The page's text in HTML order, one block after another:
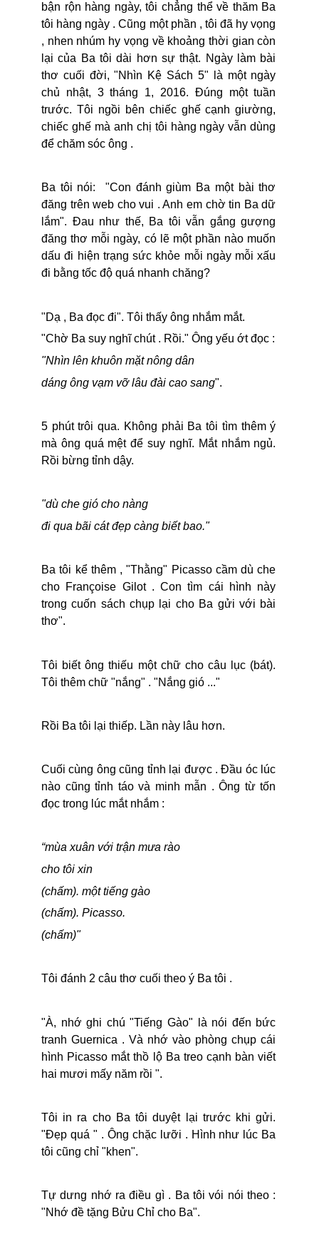
bận rộn hàng ngày, tôi chẳng thể về thăm Ba
tôi hàng ngày . Cũng một phần , tôi đã hy vọng
, nhen nhúm hy vọng về khoảng thời gian còn
lại của Ba tôi dài hơn sự thật. Ngày làm bài
thơ cuối đời, "Nhìn Kệ Sách 5" là một ngày
chủ nhật, 3 tháng 1, 2016. Đúng một tuần
trước. Tôi ngồi bên chiếc ghế cạnh giường,
chiếc ghế mà anh chị tôi hàng ngày vẫn dùng
để chăm sóc ông .
Ba tôi nói: "Con đánh giùm Ba một bài thơ
đăng trên web cho vui . Anh em chờ tin Ba dữ
lắm". Đau như thế, Ba tôi vẫn gắng gượng
đăng thơ mỗi ngày, có lẽ một phần nào muốn
dấu đi hiện trạng sức khỏe mỗi ngày mỗi xấu
đi bằng tốc độ quá nhanh chăng?
"Dạ , Ba đọc đi". Tôi thấy ông nhắm mắt.
"Chờ Ba suy nghĩ chút . Rồi." Ông yếu ớt đọc :
"Nhìn lên khuôn mặt nông dân
dáng ông vạm vỡ lâu đài cao sang".
5 phút trôi qua. Không phải Ba tôi tìm thêm ý
mà ông quá mệt để suy nghĩ. Mắt nhắm ngủ.
Rồi bừng tỉnh dậy.
"dù che gió cho nàng
đi qua bãi cát đẹp càng biết bao."
Ba tôi kể thêm , "Thằng" Picasso cầm dù che
cho Françoise Gilot . Con tìm cái hình này
trong cuốn sách chụp lại cho Ba gửi với bài
thơ".
Tôi biết ông thiếu một chữ cho câu lục (bát).
Tôi thêm chữ "nắng" . "Nắng gió ..."
Rồi Ba tôi lại thiếp. Lần này lâu hơn.
Cuối cùng ông cũng tỉnh lại được . Đầu óc lúc
nào cũng tỉnh táo và minh mẫn . Ông từ tốn
đọc trong lúc mắt nhắm :
“mùa xuân với trận mưa rào
cho tôi xin
(chấm). một tiếng gào
(chấm). Picasso.
(chấm)"
Tôi đánh 2 câu thơ cuối theo ý Ba tôi .
"À, nhớ ghi chú "Tiếng Gào" là nói đến bức
tranh Guernica . Và nhớ vào phòng chụp cái
hình Picasso mắt thồ lộ Ba treo cạnh bàn viết
hai mươi mấy năm rồi ".
Tôi in ra cho Ba tôi duyệt lại trước khi gửi.
"Đẹp quá " . Ông chặc lưỡi . Hình như lúc Ba
tôi cũng chỉ "khen".
Tự dưng nhớ ra điều gì . Ba tôi vói nói theo :
"Nhớ đề tặng Bửu Chỉ cho Ba".